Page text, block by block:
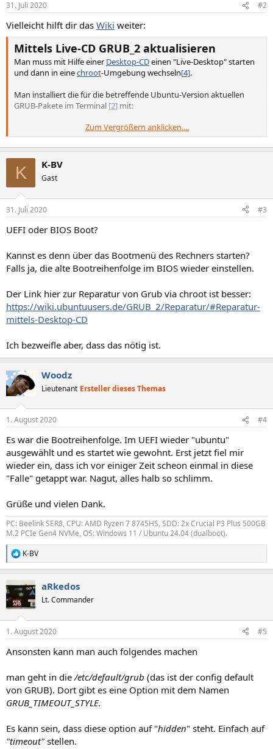
31. Juli 2020 #2
Vielleicht hilft dir das Wiki weiter:
Mittels Live-CD GRUB_2 aktualisieren
Man muss mit Hilfe einer Desktop-CDeinen "Live-Desktop" starten
und dann in einechroot-Umgebung wechseln[4].
Man installiert die für die betreffende Ubuntu-Version aktuellen
GRUB-Pakete im Terminal [2] mit:
Code:
apt-get --reinstall install grub-common
grub-setup /dev/sdX
Der letzte Befehl sollte eigentlich schon innerhalb des
vorhergehenden Befehls ablaufen, aber um sicher zu gehen, dass
geschrieben werden, einfach sicherheitshalber noch mal ausführen.
Abschließend muss man die chroot-Umgebung wiederverlassen.
Zum Vergrößern anklicken....
K K-BV
Gast
31. Juli 2020 #3
UEFI oder BIOS Boot?
Kannst es denn über das Bootmenü des Rechners starten?
Falls ja, die alte Bootreihenfolge im BIOS wieder einstellen.
Der Link hier zur Reparatur von Grub via chroot ist besser:
https://wiki.ubuntuusers.de/GRUB_2/Reparatur/#Reparatur-
mittels-Desktop-CD
Ich bezweifle aber, dass das nötig ist.
Woodz
Lieutenant Ersteller dieses Themas
1. August 2020 #4
Es war die Bootreihenfolge. Im UEFI wieder "ubuntu"
ausgewählt und es startet wie gewohnt. Erst jetzt fiel mir
wieder ein, dass ich vor einiger Zeit scheon einmal in diese
"Falle" getappt war. Nagut, alles halb so schlimm.
Grüße und vielen Dank.
PC: Beelink SER8, CPU: AMD Ryzen 7 8745HS, SDD: 2x Crucial P3 Plus 500GB
M.2 PCIe Gen4 NVMe, OS: Windows 11 / Ubuntu 24.04 (dualboot).
R
e
k
t
i
e
:
K-BV
aRkedos
Lt. Commander
1. August 2020 #5
Ansonsten kann man auch folgendes machen
man geht in die /etc/default/grub (das ist der config default
von GRUB). Dort gibt es eine Option mit dem Namen
GRUB_TIMEOUT_STYLE.
Es kann sein, dass diese option auf "hidden" steht. Einfach auf
"timeout" stellen.